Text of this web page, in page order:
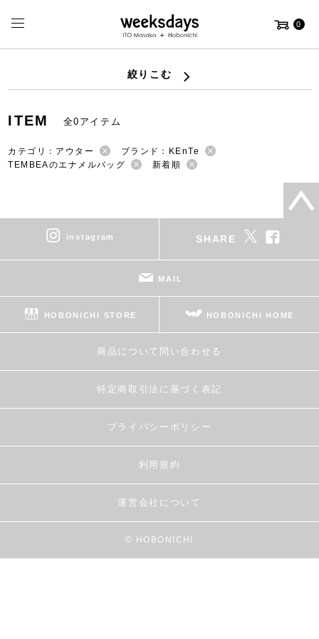
0
絞りこむ
ITEM 全0アイテム
カテゴリ：アウター
ブランド：KEnTe
TEMBEAのエナメルバッグ
新着順
instagram SHARE
MAIL
HOBONICHI STORE HOBONICHI HOME
商品について問い合わせる
特定商取引法に基づく表記
プライバシーポリシー
利用規約
運営会社について
© HOBONICHI